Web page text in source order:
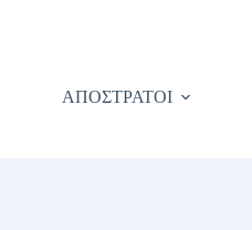
ΑΠΟΣΤΡΑΤΟΙ